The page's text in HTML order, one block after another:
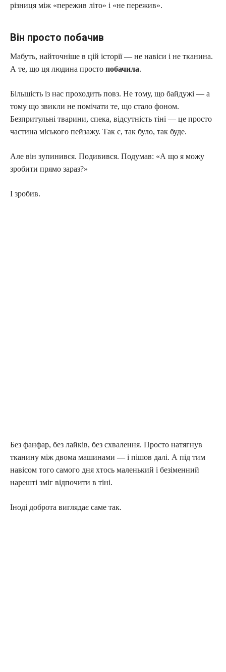
різниця між «пережив літо» і «не пережив».
Він просто побачив
Мабуть, найточніше в цій історії — не навіси і не тканина.
А те, що ця людина просто побачила.
Більшість із нас проходить повз. Не тому, що байдужі — а
тому що звикли не помічати те, що стало фоном.
Безпритульні тварини, спека, відсутність тіні — це просто
частина міського пейзажу. Так є, так було, так буде.
Але він зупинився. Подивився. Подумав: «А що я можу
зробити прямо зараз?»
І зробив.
Без фанфар, без лайків, без схвалення. Просто натягнув
тканину між двома машинами — і пішов далі. А під тим
навісом того самого дня хтось маленький і безіменний
нарешті зміг відпочити в тіні.
Іноді доброта виглядає саме так.